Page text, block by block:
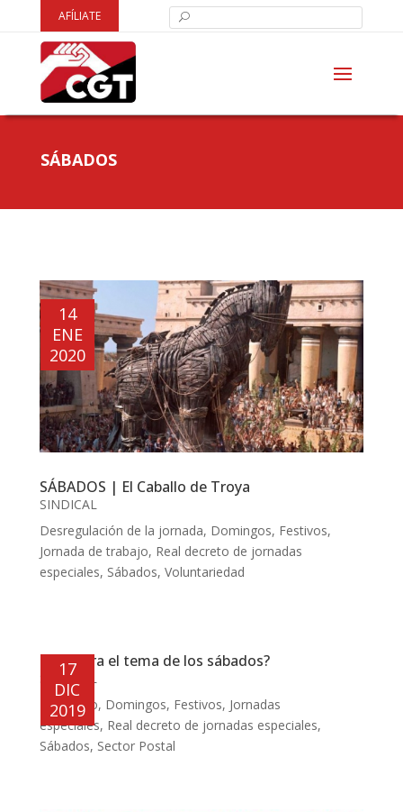
AFÍLIATE
SÁBADOS
SÁBADOS | El Caballo de Troya
14
ENE
2020
SINDICAL
Desregulación de la jornada, Domingos, Festivos,
Jornada de trabajo, Real decreto de jornadas
especiales, Sábados, Voluntariedad
¿Se cierra el tema de los sábados?
17
DIC
2019
SINDICAL
Descanso, Domingos, Festivos, Jornadas
especiales, Real decreto de jornadas especiales,
Sábados, Sector Postal